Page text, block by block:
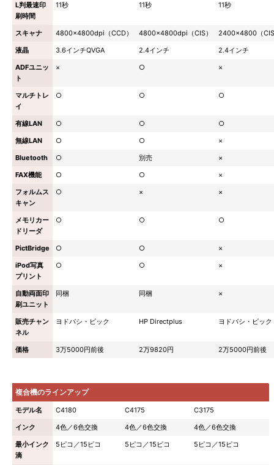
L判最速印
刷時間
11秒 11秒 11秒
スキャナ 4800×4800dpi（CCD） 4800×4800dpi（CIS）
2400×4800（
液晶
3.6インチQVGA 2.4インチ
2.4インチ
ADFユニッ
ト
× ○ ×
マルチトレ
イ
○ ○ ○
有線LAN ○ ○
○
無線LAN
○ ○
×
Bluetooth
○ 別売
×
FAX機能
○ ○
×
フォルムス
キャン
○ × ×
メモリカー
ドリーダ
○ ○ ○
PictBridge ○ ○
×
iPod写真
プリント
○ ○ ×
自動両面印
刷ユニット
同梱 同梱 ×
販売チャン
ネル
ヨドバシ・ビック HP Directplus ヨドバシ・ビック
価格 3万5000円前後 2万9820円 2万5000円前後
複合機のラインアップ
モデル名 C4180 C4175
C3175
インク
4色／6色交換 4色／6色交換
4色／6色交換
最小インク
滴
5ピコ／15ピコ 5ピコ／15ピコ 5ピコ／15ピコ